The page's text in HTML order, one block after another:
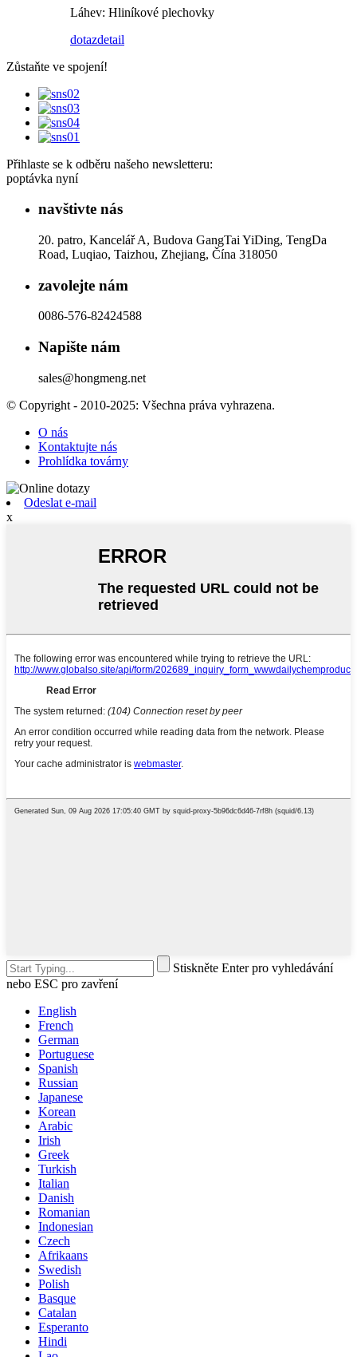
Láhev: Hliníkové plechovky
dotazdetail
Zůstaňte ve spojení!
Přihlaste se k odběru našeho newsletteru:
poptávka nyní
navštivte nás
20. patro, Kancelář A, Budova GangTai YiDing, TengDa
Road, Luqiao, Taizhou, Zhejiang, Čína 318050
zavolejte nám
0086-576-82424588
Napište nám
sales@hongmeng.net
© Copyright - 2010-2025: Všechna práva vyhrazena.
O nás
Kontaktujte nás
Prohlídka továrny
Odeslat e-mail
x
Stiskněte Enter pro vyhledávání
nebo ESC pro zavření
English
French
German
Portuguese
Spanish
Russian
Japanese
Korean
Arabic
Irish
Greek
Turkish
Italian
Danish
Romanian
Indonesian
Czech
Afrikaans
Swedish
Polish
Basque
Catalan
Esperanto
Hindi